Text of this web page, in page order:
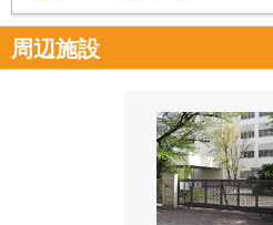
周辺施設